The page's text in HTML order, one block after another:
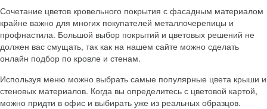
Сочетание цветов кровельного покрытия с фасадным материалом
крайне важно для многих покупателей металлочерепицы и
профнастила. Большой выбор покрытий и цветовых решений не
должен вас смущать, так как на нашем сайте можно сделать
онлайн подбор по кровле и стенам.
Используя меню можно выбрать самые популярные цвета крыши и
стеновых материалов. Когда вы определитесь с цветовой картой,
можно придти в офис и выбирать уже из реальных образцов.